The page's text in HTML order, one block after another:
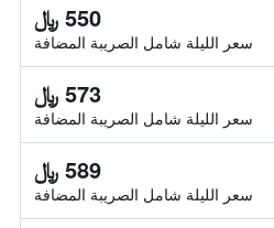
550 ﷼
سعر الليلة شامل الصريبة المضافة
573 ﷼
سعر الليلة شامل الصريبة المضافة
589 ﷼
سعر الليلة شامل الصريبة المضافة